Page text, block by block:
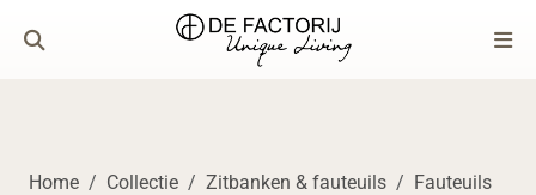
Home Collectie Zitbanken & fauteuils
Fauteuils